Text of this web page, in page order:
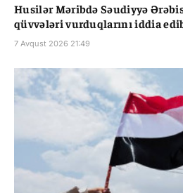
Husilər Məribdə Səudiyyə
qüvvələri vurduqlarını iddia
7 Avqust 2026 21:49